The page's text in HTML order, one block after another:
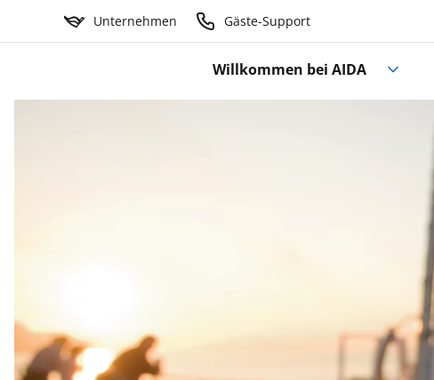
Unternehmen Gäste-Support
Willkommen bei AIDA